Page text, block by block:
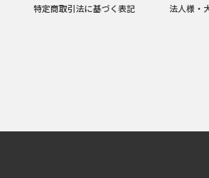
特定商取引法に基づく表記
法人様・